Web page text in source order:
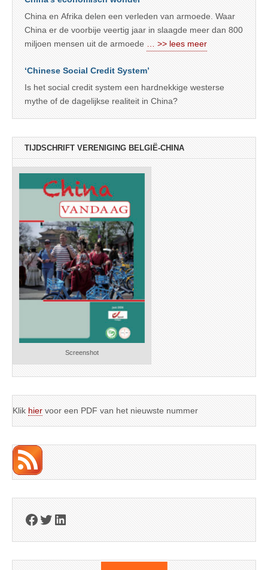
China en Afrika delen een verleden van armoede. Waar
China er de voorbije veertig jaar in slaagde meer dan 800
miljoen mensen uit de armoede
… >> lees meer
‘Chinese Social Credit System’
Is het social credit system een hardnekkige westerse
mythe of de dagelijkse realiteit in China?
TIJDSCHRIFT VERENIGING BELGIË-CHINA
Screenshot
Klik hier voor een PDF van het nieuwste nummer
Facebook
Twitter
LinkedIn